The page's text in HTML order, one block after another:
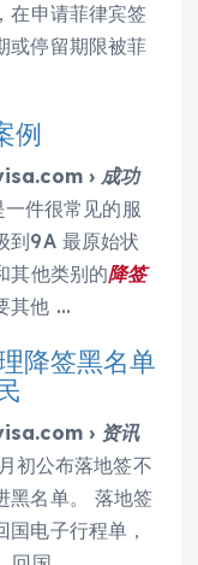
在申请菲律宾签
或停留期限被菲
例
› 成功
一件很常见的服
到9A 最原始状
其他类别的降签
其他 …
降签黑名单
› 资讯
初公布落地签不
黑名单。 落地签
电子行程单，